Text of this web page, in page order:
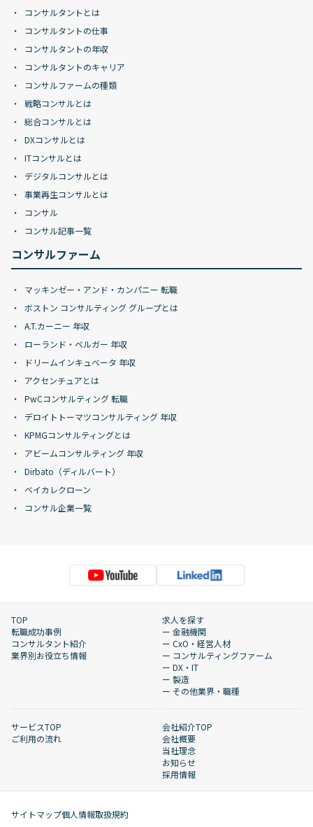
コンサルタントとは
コンサルタントの仕事
コンサルタントの年収
コンサルタントのキャリア
コンサルファームの種類
戦略コンサルとは
総合コンサルとは
DXコンサルとは
ITコンサルとは
デジタルコンサルとは
事業再生コンサルとは
コンサル
コンサル記事一覧
コンサルファーム
マッキンゼー・アンド・カンパニー 転職
ボストン コンサルティング グループとは
A.T.カーニー 年収
ローランド・ベルガー 年収
ドリームインキュベータ 年収
アクセンチュアとは
PwCコンサルティング 転職
デロイトトーマツコンサルティング 年収
KPMGコンサルティングとは
アビームコンサルティング 年収
Dirbato（ディルバート）
ベイカレクローン
コンサル企業一覧
TOP
転職成功事例
コンサルタント紹介
業界別お役立ち情報
求人を探す
ー 金融機関
ー CxO・経営人材
ー コンサルティングファーム
ー DX・IT
ー 製造
ー その他業界・職種
サービスTOP
ご利用の流れ
会社紹介TOP
会社概要
当社理念
お知らせ
採用情報
サイトマップ個人情報取扱規約